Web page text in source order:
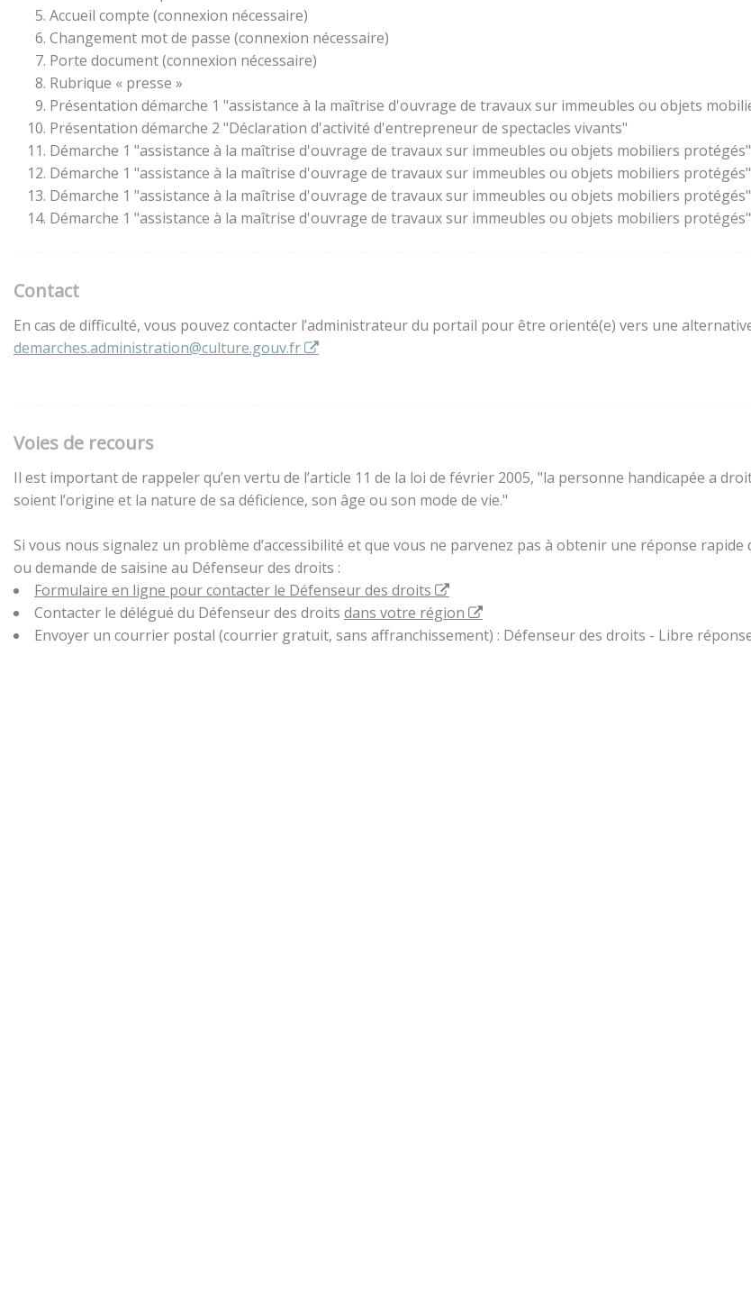
Accueil compte (connexion nécessaire)
Changement mot de passe (connexion nécessaire)
Porte document (connexion nécessaire)
Rubrique « presse »
Présentation démarche 1 "assistance à la maîtrise d'ouvrage de travaux sur immeubles ou objets
Présentation démarche 2 "Déclaration d'activité d'entrepreneur de spectacles vivants"
Démarche 1 "assistance à la maîtrise d'ouvrage de travaux sur immeubles ou objets mobiliers
Démarche 1 "assistance à la maîtrise d'ouvrage de travaux sur immeubles ou objets mobiliers
Démarche 1 "assistance à la maîtrise d'ouvrage de travaux sur immeubles ou objets mobiliers
Démarche 1 "assistance à la maîtrise d'ouvrage de travaux sur immeubles ou objets mobiliers
Contact
En cas de difficulté, vous pouvez contacter l’administrateur du portail pour être orienté(e) vers une
demarches.administration@culture.gouv.fr
Voies de recours
Il est important de rappeler qu’en vertu de l’article 11 de la loi de février 2005, "la personne handicapée a
soient l’origine et la nature de sa déficience, son âge ou son mode de vie."
Si vous nous signalez un problème d’accessibilité et que vous ne parvenez pas à obtenir une réponse
ou demande de saisine au Défenseur des droits :
Formulaire en ligne pour contacter le Défenseur des droits
Contacter le délégué du Défenseur des droits dans votre région
Envoyer un courrier postal (courrier gratuit, sans affranchissement) : Défenseur des droits - Libre réponse